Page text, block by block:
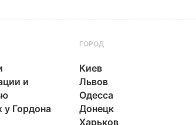
и
у Гордона
ГОРОД
Киев
Львов
Одесса
Донецк
Харьков